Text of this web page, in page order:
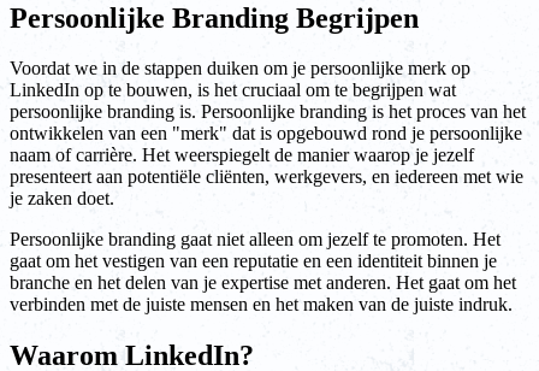
Persoonlijke Branding Begrijpen
Voordat we in de stappen duiken om je persoonlijke merk op
LinkedIn op te bouwen, is het cruciaal om te begrijpen wat
persoonlijke branding is. Persoonlijke branding is het proces van het
ontwikkelen van een "merk" dat is opgebouwd rond je persoonlijke
naam of carrière. Het weerspiegelt de manier waarop je jezelf
presenteert aan potentiële cliënten, werkgevers, en iedereen met wie
je zaken doet.
Persoonlijke branding gaat niet alleen om jezelf te promoten. Het
gaat om het vestigen van een reputatie en een identiteit binnen je
branche en het delen van je expertise met anderen. Het gaat om het
verbinden met de juiste mensen en het maken van de juiste indruk.
Waarom LinkedIn?